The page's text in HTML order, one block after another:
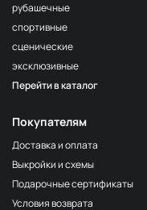
F254 Лагуна
4Св.Бирюзовый
F224/2
2Океанская
309/1 1Т.Серый
F206 Бл.Бирюза
F321/1 Океан
191/2
рубашечные
спортивные
сценические
эксклюзивные
Перейти в каталог
Покупателям
Доставка и оплата
Выкройки и схемы
Подарочные сертификаты
Условия возврата